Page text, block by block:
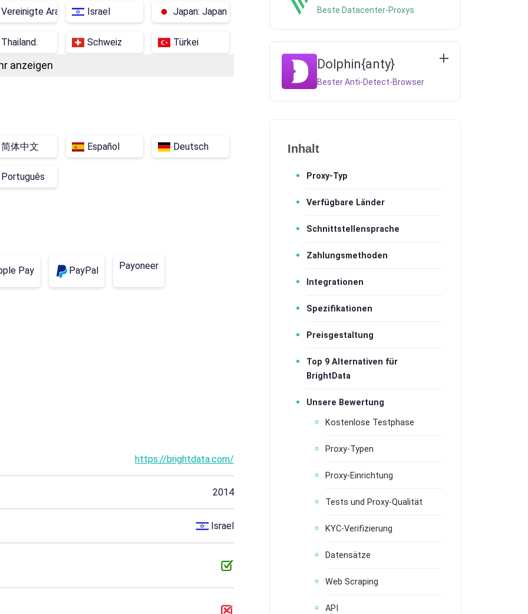
Vereinigte Arabische Emirate
Israel Japan: Japan
Thailand. Schweiz Türkei
Vietnam
Tadschikistan Taiwan.
Burkina Faso
Honduras Kuwait Mali
anzeigen
简体中文 Español Deutsch
Português
Pay PayPal Payoneer
https://brightdata.com/
2014
Israel
Beste Datacenter-Proxys
Dolphin{anty}
Bester Anti-Detect-Browser
Inhalt
Proxy-Typ
Verfügbare Länder
Schnittstellensprache
Zahlungsmethoden
Integrationen
Spezifikationen
Preisgestaltung
Top 9 Alternativen für
BrightData
Unsere Bewertung
Kostenlose Testphase
Proxy-Typen
Proxy-Einrichtung
Tests und Proxy-Qualität
KYC-Verifizierung
Datensätze
Web Scraping
API